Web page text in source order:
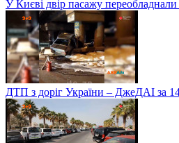
У Києві двір пасажу
ДТП з доріг України – ДжеДАІ за